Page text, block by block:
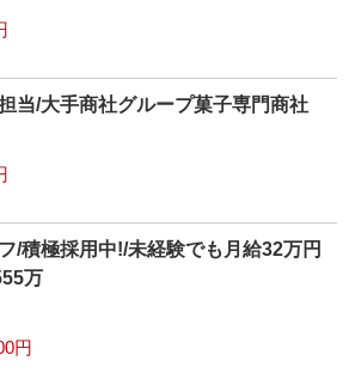
当/大手商社グループ菓子専門商社
/積極採用中!/未経験でも月給32万円
万
円